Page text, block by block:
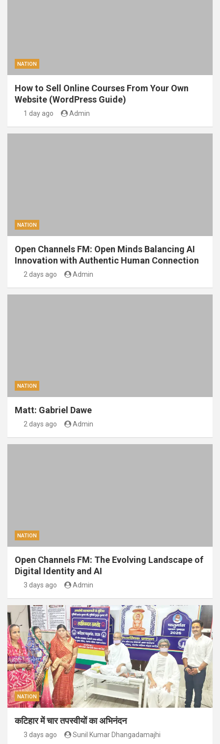
NATION
How to Sell Online Courses From Your Own
Website (WordPress Guide)
1 day ago Admin
NATION
Open Channels FM: Open Minds Balancing AI
Innovation with Authentic Human Connection
2 days ago Admin
NATION
Matt: Gabriel Dawe
2 days ago Admin
NATION
Open Channels FM: The Evolving Landscape of
Digital Identity and AI
3 days ago Admin
NATION
कटिहार में चार तपस्वीयों का अभिनंदन
3 days ago Sunil Kumar Dhangadamajhi